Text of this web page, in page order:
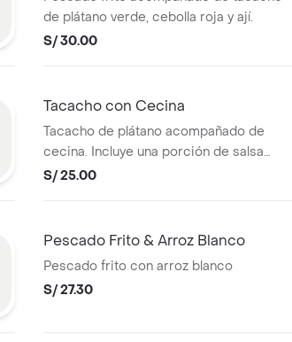
de plátano verde, cebolla roja y ají.
S/ 30.00
Tacacho con Cecina
Tacacho de plátano acompañado de
cecina. Incluye una porción de salsa
criolla.
S/ 25.00
Pescado Frito & Arroz Blanco
Pescado frito con arroz blanco
S/ 27.30